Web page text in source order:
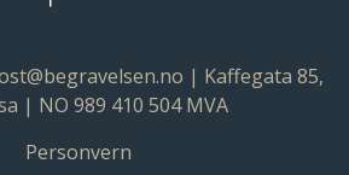
| Kaffegata 85,
| NO 989 410 504 MVA
Personvern